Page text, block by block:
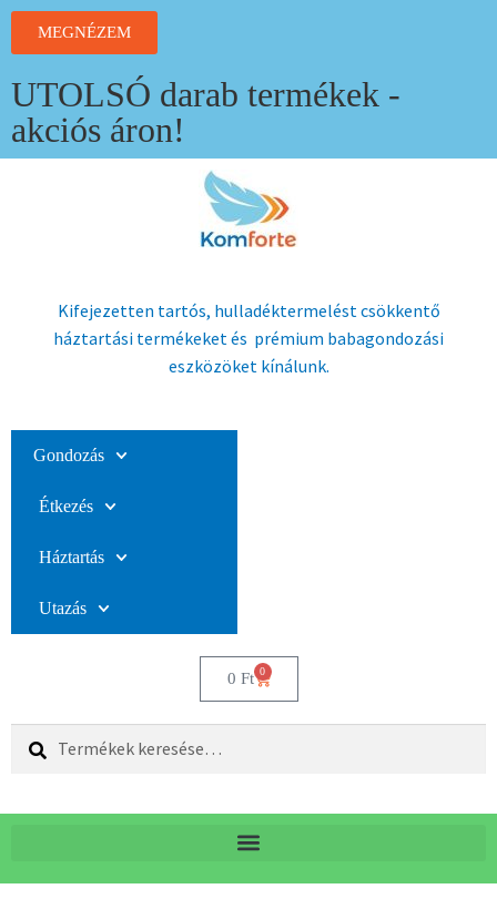
MEGNÉZEM
UTOLSÓ darab termékek -
akciós áron!
Kifejezetten tartós, hulladéktermelést csökkentő
háztartási termékeket és prémium babagondozási
eszközöket kínálunk.
Gondozás
Étkezés
Háztartás
Utazás
0 Ft 0
Keresés